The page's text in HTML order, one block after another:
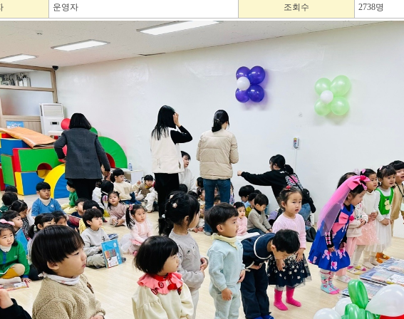
운영자 조회수 2738명